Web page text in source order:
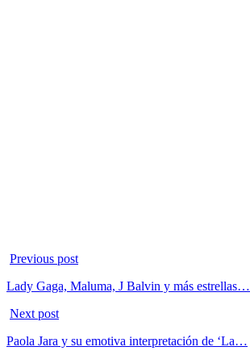
Previous post
Lady Gaga, Maluma, J Balvin y más estrellas…
Next post
Paola Jara y su emotiva interpretación de ‘La…